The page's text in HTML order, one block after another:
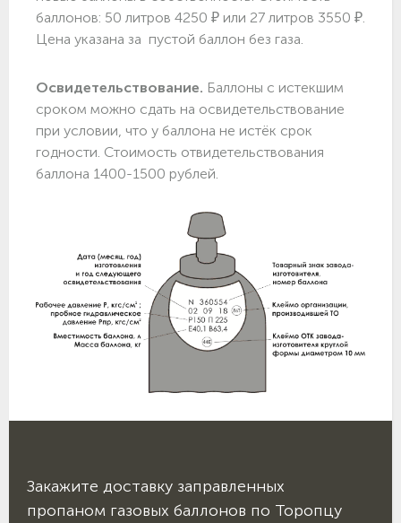
баллонов: 50 литров 4250 ₽ или 27 литров 3550 ₽.
Цена указана за пустой баллон без газа.
Освидетельствование. Баллоны с истекшим
сроком можно сдать на освидетельствование
при условии, что у баллона не истёк срок
годности. Стоимость отвидетельствования
баллона 1400-1500 рублей.
Закажите доставку заправленных
пропаном газовых баллонов по Торопцу